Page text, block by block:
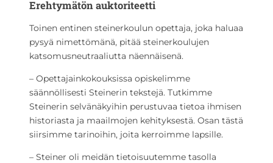
Erehtymätön auktoriteetti
Toinen entinen steinerkoulun opettaja, joka haluaa
pysyä nimettömänä, pitää steinerkoulujen
katsomusneutraaliutta näennäisenä.
– Opettajainkokouksissa opiskelimme
säännöllisesti Steinerin tekstejä. Tutkimme
Steinerin selvänäkyihin perustuvaa tietoa ihmisen
historiasta ja maailmojen kehityksestä. Osan tästä
siirsimme tarinoihin, joita kerroimme lapsille.
– Steiner oli meidän tietoisuutemme tasolla